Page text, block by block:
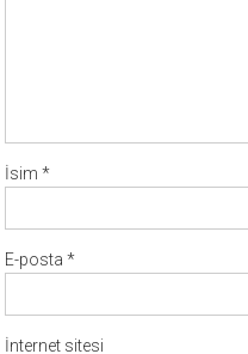
İsim*
E-posta*
İnternet sitesi